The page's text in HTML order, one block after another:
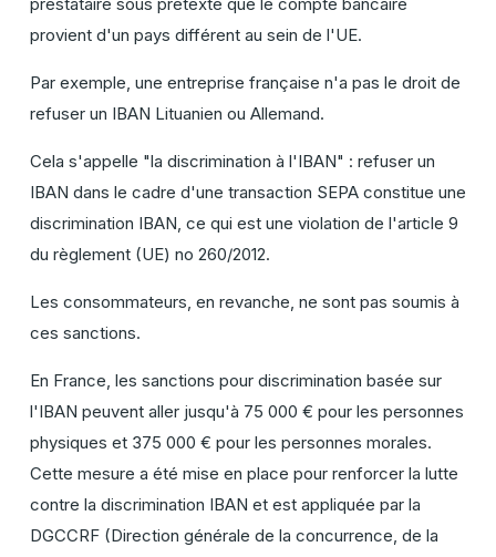
provient d'un pays différent au sein de l'UE.
Par exemple, une entreprise française n'a pas le droit de
refuser un IBAN Lituanien ou Allemand.
Cela s'appelle "la discrimination à l'IBAN" : refuser un
IBAN dans le cadre d'une transaction SEPA constitue une
discrimination IBAN, ce qui est une violation de l'article 9
du règlement (UE) no 260/2012.
Les consommateurs, en revanche, ne sont pas soumis à
ces sanctions.
En France, les sanctions pour discrimination basée sur
l'IBAN peuvent aller jusqu'à 75 000 € pour les personnes
physiques et 375 000 € pour les personnes morales.
Cette mesure a été mise en place pour renforcer la lutte
contre la discrimination IBAN et est appliquée par la
DGCCRF (Direction générale de la concurrence, de la